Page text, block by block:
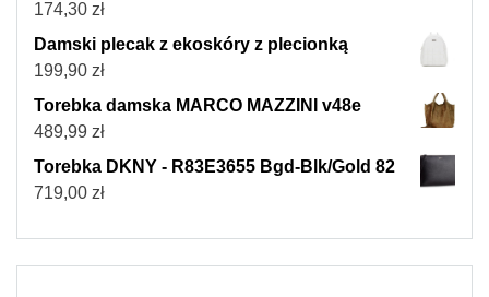
174,30 zł
Damski plecak z ekoskóry z plecionką
199,90 zł
Torebka damska MARCO MAZZINI v48e
489,99 zł
Torebka DKNY - R83E3655 Bgd-Blk/Gold 82
719,00 zł